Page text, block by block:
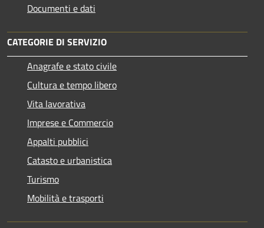
Documenti e dati
CATEGORIE DI SERVIZIO
Anagrafe e stato civile
Cultura e tempo libero
Vita lavorativa
Imprese e Commercio
Appalti pubblici
Catasto e urbanistica
Turismo
Mobilità e trasporti